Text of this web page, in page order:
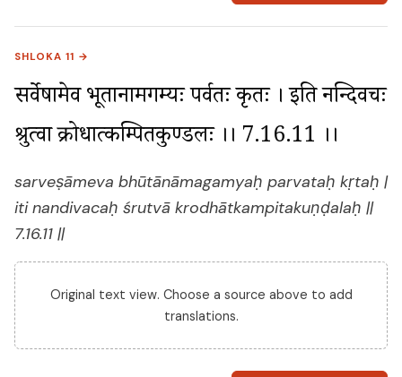
SHLOKA 11 →
सर्वेषामेव भूतानामगम्यः पर्वतः कृतः । इति नन्दिवचः
श्रुत्वा क्रोधात्कम्पितकुण्डलः ।। 7.16.11 ।।
sarveṣāmeva bhūtānāmagamyaḥ parvataḥ kṛtaḥ |
iti nandivacaḥ śrutvā krodhātkampitakuṇḍalaḥ ||
7.16.11 ||
Original text view. Choose a source above to add
translations.